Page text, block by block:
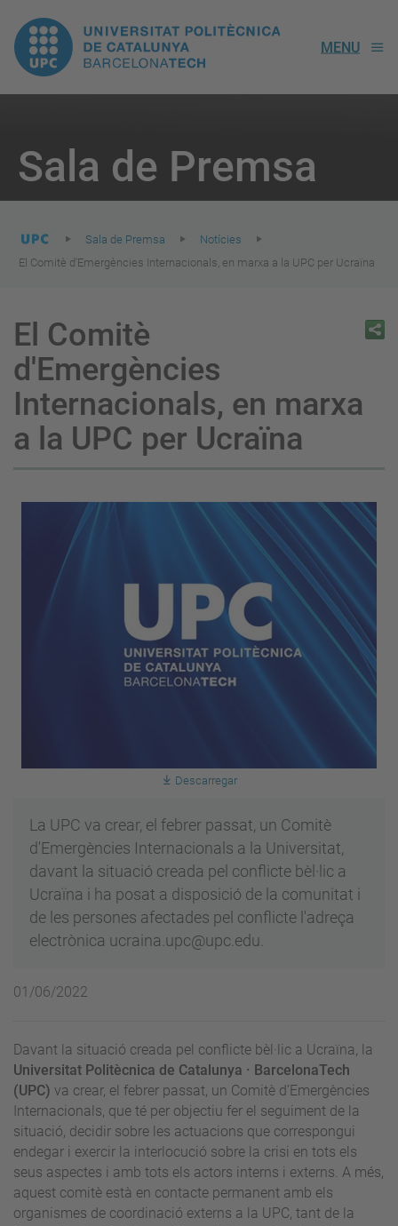
UPC.
Universitat
de
Catalunya
MENU
Sala de Premsa
here:
Sala de Premsa
Notícies
El Comitè d'Emergències Internacionals, en marxa a la UPC per Ucraïna
El Comitè
d'Emergències
Internacionals, en marxa
a la UPC per Ucraïna
Descarregar
La UPC va crear, el febrer passat, un Comitè
d'Emergències Internacionals a la Universitat,
davant la situació creada pel conflicte bèl·lic a
Ucraïna i ha posat a disposició de la comunitat i
de les persones afectades pel conflicte l'adreça
electrònica ucraina.upc@upc.edu.
01/06/2022
Davant la situació creada pel conflicte bèl·lic a Ucraïna, la
Universitat Politècnica de Catalunya · BarcelonaTech
(UPC) va crear, el febrer passat, un Comitè d’Emergències
Internacionals, que té per objectiu fer el seguiment de la
situació, decidir sobre les actuacions que correspongui
endegar i exercir la interlocució sobre la crisi en tots els
seus aspectes i amb tots els actors interns i externs. A més,
aquest comitè està en contacte permanent amb els
organismes de coordinació externs a la UPC, tant de la